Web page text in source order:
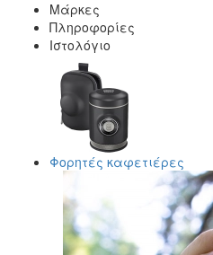
Μάρκες
Πληροφορίες
Ιστολόγιο
Φορητές καφετιέρες